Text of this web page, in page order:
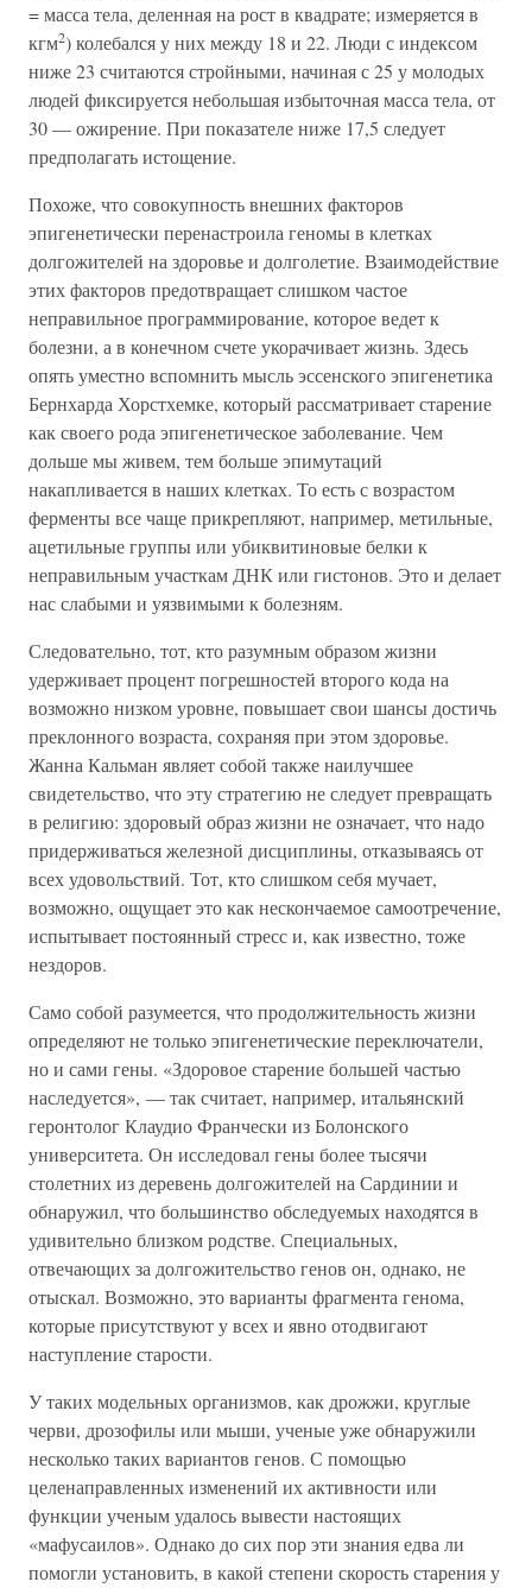
= масса тела, деленная на рост в квадрате; измеряется в
кгм2) колебался у них между 18 и 22. Люди с индексом
ниже 23 считаются стройными, начиная с 25 у молодых
людей фиксируется небольшая избыточная масса тела, от
30 — ожирение. При показателе ниже 17,5 следует
предполагать истощение.
Похоже, что совокупность внешних факторов
эпигенетически перенастроила геномы в клетках
долгожителей на здоровье и долголетие. Взаимодействие
этих факторов предотвращает слишком частое
неправильное программирование, которое ведет к
болезни, а в конечном счете укорачивает жизнь. Здесь
опять уместно вспомнить мысль эссенского эпигенетика
Бернхарда Хорстхемке, который рассматривает старение
как своего рода эпигенетическое заболевание. Чем
дольше мы живем, тем больше эпимутаций
накапливается в наших клетках. То есть с возрастом
ферменты все чаще прикрепляют, например, метильные,
ацетильные группы или убиквитиновые белки к
неправильным участкам ДНК или гистонов. Это и делает
нас слабыми и уязвимыми к болезням.
Следовательно, тот, кто разумным образом жизни
удерживает процент погрешностей второго кода на
возможно низком уровне, повышает свои шансы достичь
преклонного возраста, сохраняя при этом здоровье.
Жанна Кальман являет собой также наилучшее
свидетельство, что эту стратегию не следует превращать
в религию: здоровый образ жизни не означает, что надо
придерживаться железной дисциплины, отказываясь от
всех удовольствий. Тот, кто слишком себя мучает,
возможно, ощущает это как нескончаемое самоотречение,
испытывает постоянный стресс и, как известно, тоже
нездоров.
Само собой разумеется, что продолжительность жизни
определяют не только эпигенетические переключатели,
но и сами гены. «Здоровое старение большей частью
наследуется», — так считает, например, итальянский
геронтолог Клаудио Франчески из Болонского
университета. Он исследовал гены более тысячи
столетних из деревень долгожителей на Сардинии и
обнаружил, что большинство обследуемых находятся в
удивительно близком родстве. Специальных,
отвечающих за долгожительство генов он, однако, не
отыскал. Возможно, это варианты фрагмента генома,
которые присутствуют у всех и явно отодвигают
наступление старости.
У таких модельных организмов, как дрожжи, круглые
черви, дрозофилы или мыши, ученые уже обнаружили
несколько таких вариантов генов. С помощью
целенаправленных изменений их активности или
функции ученым удалось вывести настоящих
«мафусаилов». Однако до сих пор эти знания едва ли
помогли установить, в какой степени скорость старения у